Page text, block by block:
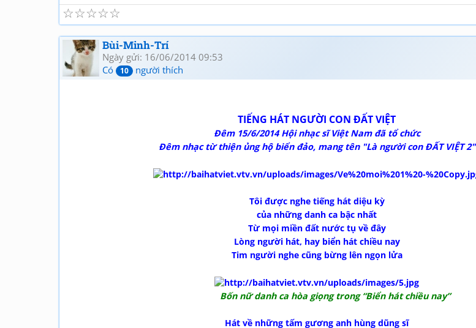
☆
☆
☆
☆
☆
Bùi-Minh-Trí
Ngày gửi: 16/06/2014 09:53
Có
10 người thích
TIẾNG HÁT NGƯỜI CON ĐẤT VIỆT
Đêm 15/6/2014 Hội nhạc sĩ Việt Nam đã tổ chức
Đêm nhạc từ thiện ủng hộ biển đảo, mang tên "Là người con ĐẤT VIỆT 2"
Tôi được nghe tiếng hát diệu kỳ
của những danh ca bậc nhất
Từ mọi miền đất nước tụ về đây
Lòng người hát, hay biển hát chiều nay
Tim người nghe cũng bừng lên ngọn lửa
Bốn nữ danh ca hòa giọng trong “Biển hát chiều nay”
Hát về những tấm gương anh hùng dũng sĩ